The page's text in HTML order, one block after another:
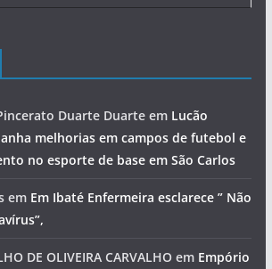
Duarte Duarteem Lucão
melhorias em campos de futebol e
no esporte de base em São Carlos
em Em Ibaté Enfermeira esclarece ” Não
DE OLIVEIRA CARVALHOem Empório